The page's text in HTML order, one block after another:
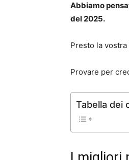
Abbiamo
del 2025.
Presto la vostra
Provare per
Tabella dei